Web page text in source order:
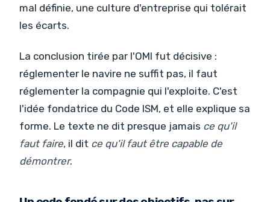
mal définie, une culture d'entreprise qui tolérait
les écarts.
La conclusion tirée par l'OMI fut décisive :
réglementer le navire ne suffit pas, il faut
réglementer la compagnie qui l'exploite. C'est
l'idée fondatrice du Code ISM, et elle explique sa
forme. Le texte ne dit presque jamais ce qu'il
faut faire, il dit ce qu'il faut être capable de
démontrer.